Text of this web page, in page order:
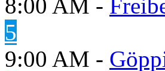
8:00 AM -
5
9:00 AM -